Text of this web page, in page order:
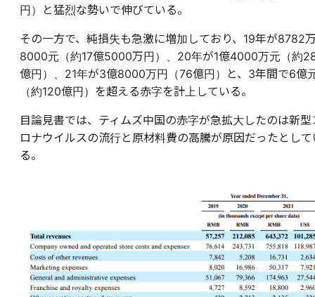
円）と猛烈な勢いで伸びている。
その一方で、純損失も急激に増加しており、19年が8782
8000元（約17億5000万円）、20年が1億4000万元（約
億円）、21年が3億8000万円（76億円）と、3年間で6億
（約120億円）を超える赤字を計上している。
目論見書では、ティムズ中国の赤字が急拡大したのは新型
ロナウイルスの流行と原材料費の高騰が原因だったとして
る。